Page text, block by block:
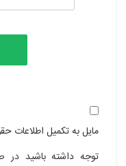
مایل به تکمیل اطلاعات
توجه داشته باشید در